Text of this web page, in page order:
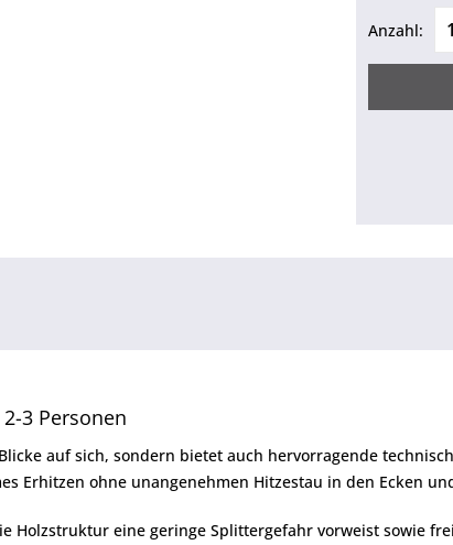
Anzahl:
3 Personen
auf sich, sondern bietet auch hervorragende
Erhitzen ohne unangenehmen Hitzestau in den Ecken
Holzstruktur eine geringe Splittergefahr vorweist sowie